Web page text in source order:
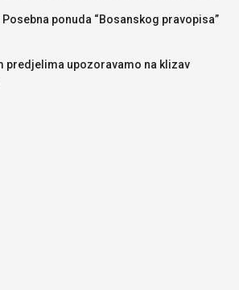
ponuda “Bosanskog pravopisa”
predjelima upozoravamo na klizav